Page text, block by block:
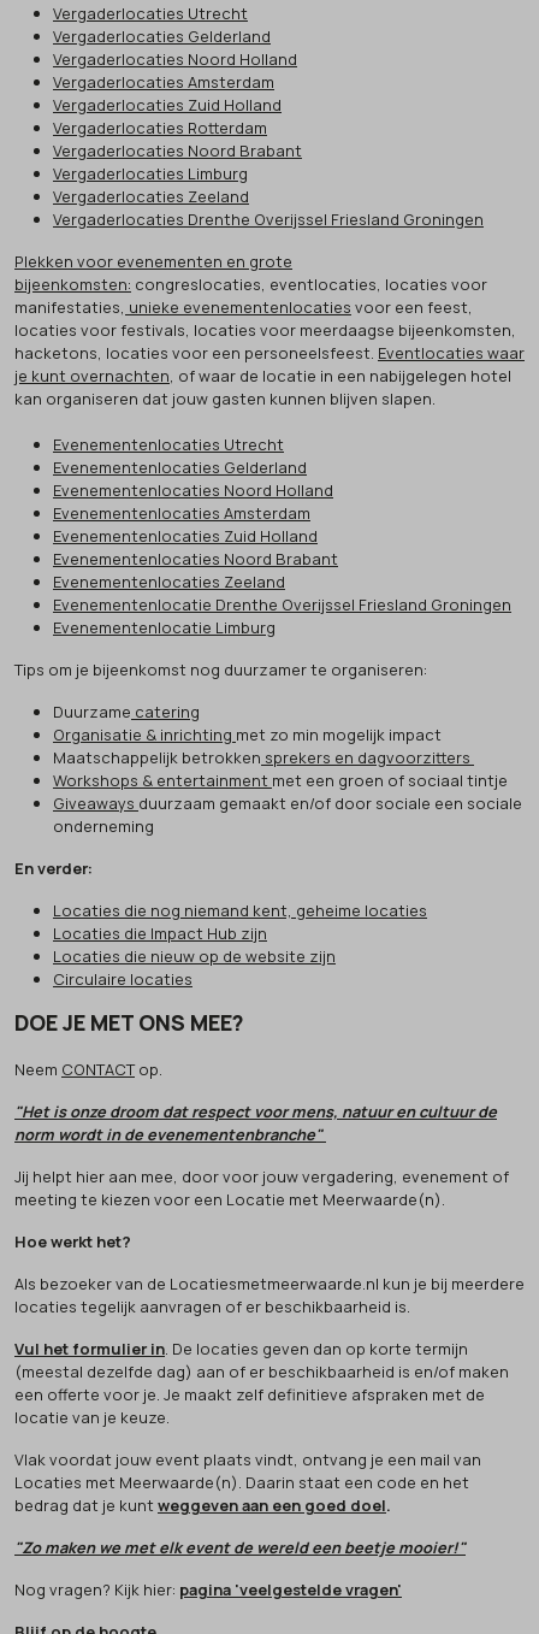
Vergaderlocaties Utrecht
Vergaderlocaties Gelderland
Vergaderlocaties Noord Holland
Vergaderlocaties Amsterdam
Vergaderlocaties Zuid Holland
Vergaderlocaties Rotterdam
Vergaderlocaties Noord Brabant
Vergaderlocaties Limburg
Vergaderlocaties Zeeland
Vergaderlocaties Drenthe Overijssel Friesland Groningen
Plekken voor evenementen en grote
bijeenkomsten: congreslocaties, eventlocaties, locaties voor
manifestaties, unieke evenementenlocaties voor een feest,
locaties voor festivals, locaties voor meerdaagse bijeenkomsten,
hacketons, locaties voor een personeelsfeest. Eventlocaties waar
je kunt overnachten, of waar de locatie in een nabijgelegen hotel
kan organiseren dat jouw gasten kunnen blijven slapen.
Evenementenlocaties Utrecht
Evenementenlocaties Gelderland
Evenementenlocaties Noord Holland
Evenementenlocaties Amsterdam
Evenementenlocaties Zuid Holland
Evenementenlocaties Noord Brabant
Evenementenlocaties Zeeland
Evenementenlocatie Drenthe Overijssel Friesland Groningen
Evenementenlocatie Limburg
Tips om je bijeenkomst nog duurzamer te organiseren:
Duurzame catering
Organisatie & inrichting met zo min mogelijk impact
Maatschappelijk betrokken sprekers en dagvoorzitters
Workshops & entertainment met een groen of sociaal tintje
Giveaways duurzaam gemaakt en/of door sociale een sociale
onderneming
En verder:
Locaties die nog niemand kent, geheime locaties
Locaties die Impact Hub zijn
Locaties die nieuw op de website zijn
Circulaire locaties
DOE JE MET ONS MEE?
Neem CONTACTop.
"Het is onze droom dat respect voor mens, natuur en cultuur de
norm wordt in de evenementenbranche"
Jij helpt hier aan mee, door voor jouw vergadering, evenement of
meeting te kiezen voor een Locatie met Meerwaarde(n).
Hoe werkt het?
Als bezoeker van de Locatiesmetmeerwaarde.nl kun je bij meerdere
locaties tegelijk aanvragen of er beschikbaarheid is.
Vul het formulier in. De locaties geven dan op korte termijn
(meestal dezelfde dag) aan of er beschikbaarheid is en/of maken
een offerte voor je. Je maakt zelf definitieve afspraken met de
locatie van je keuze.
Vlak voordat jouw event plaats vindt, ontvang je een mail van
Locaties met Meerwaarde(n). Daarin staat een code en het
bedrag dat je kunt weggeven aan een goed doel.
"Zo maken we met elk event de wereld een beetje mooier!"
Nog vragen? Kijk hier: pagina 'veelgestelde vragen'